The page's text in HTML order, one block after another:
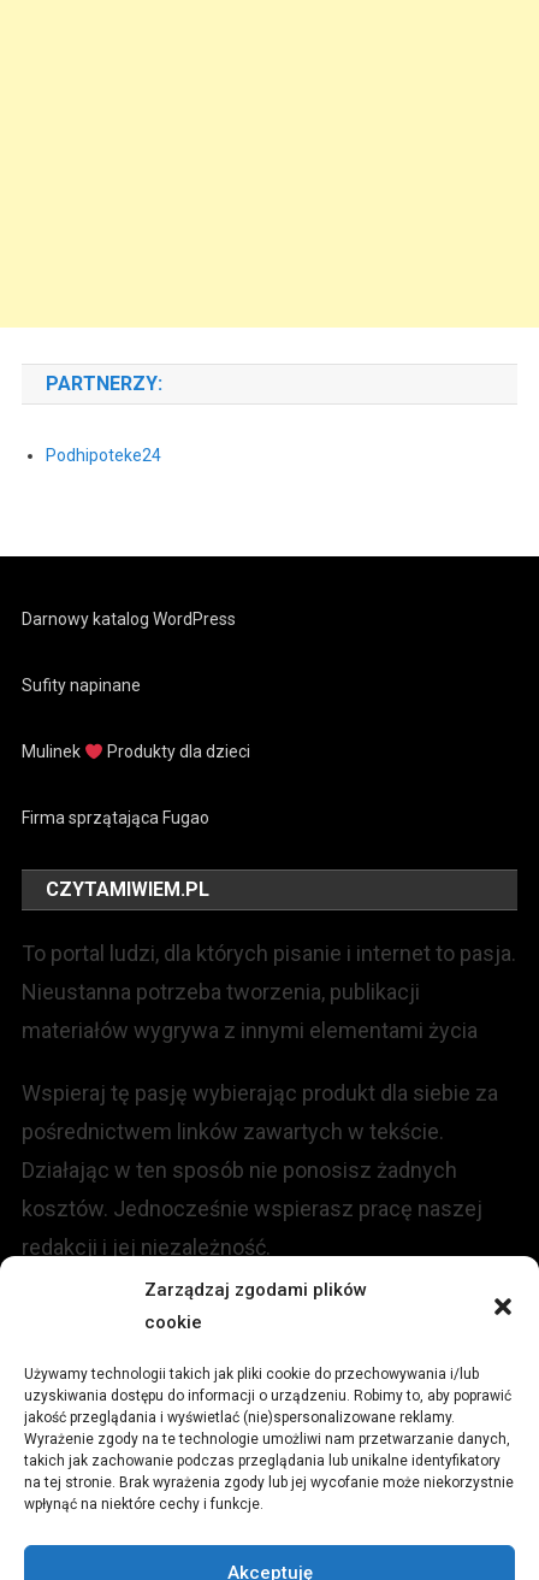
Zarządzaj zgodami plików
cookie
Używamy technologii takich jak pliki cookie do przechowywania i/lub
uzyskiwania dostępu do informacji o urządzeniu. Robimy to, aby poprawić
jakość przeglądania i wyświetlać (nie)spersonalizowane reklamy.
Wyrażenie zgody na te technologie umożliwi nam przetwarzanie danych,
takich jak zachowanie podczas przeglądania lub unikalne identyfikatory
na tej stronie. Brak wyrażenia zgody lub jej wycofanie może niekorzystnie
wpłynąć na niektóre cechy i funkcje.
Akceptuję
PARTNERZY:
Podhipoteke24
Darnowy katalog WordPress
Sufity napinane
Mulinek Produkty dla dzieci
Firma sprzątająca Fugao
CZYTAMIWIEM.PL
To portal ludzi, dla których pisanie i internet to pasja.
Nieustanna potrzeba tworzenia, publikacji
materiałów wygrywa z innymi elementami życia
Wspieraj tę pasję wybierając produkt dla siebie za
pośrednictwem linków zawartych w tekście.
Działając w ten sposób nie ponosisz żadnych
kosztów. Jednocześnie wspierasz pracę naszej
redakcji i jej niezależność.
Redakcja portalu:
ul.Stara 13, 42-600 Tarnowskie Góry
TEL:+48 509 547 822
redakcja@czytamiwiem.pl